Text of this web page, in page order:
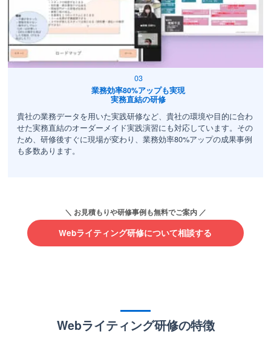
業務効率80%アップも実現
実務直結の研修
貴社の業務データを用いた実践研修など、貴社の環境や目的に合わ
せた実務直結のオーダーメイド実践演習にも対応しています。その
ため、研修後すぐに現場が変わり、業務効率80%アップの成果事例
も多数あります。
Webライティング研修について相談する
Webライティング研修の特徴